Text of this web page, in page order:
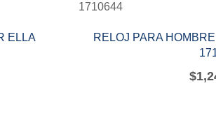
ELLA
RELOJ PARA
$